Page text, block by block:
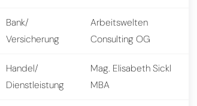
Bank/
Versicherung
Arbeitswelten
Consulting OG
Handel/
Dienstleistung
Mag. Elisabeth Sickl
MBA